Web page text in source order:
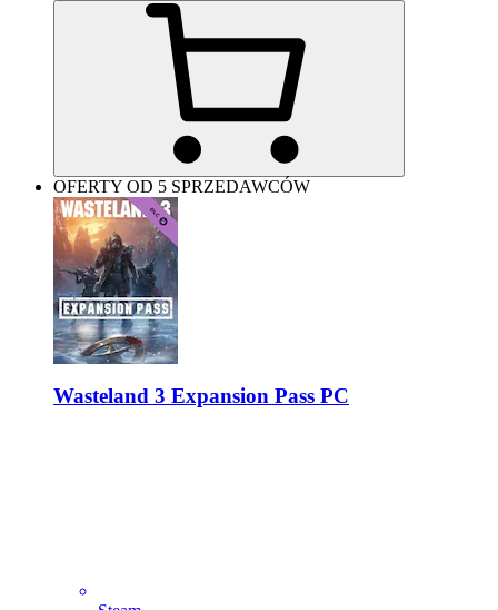
OFERTY OD 5 SPRZEDAWCÓW
Wasteland 3 Expansion Pass PC